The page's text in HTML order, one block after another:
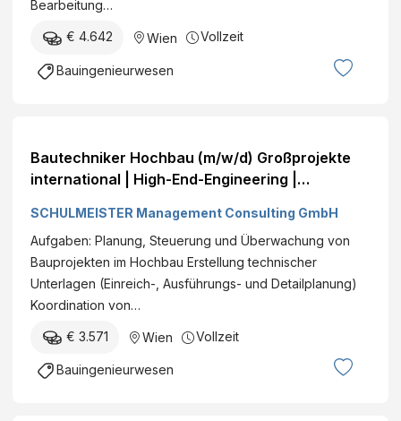
Bearbeitung…
€ 4.642 Wien Vollzeit
Bauingenieurwesen
Bautechniker Hochbau (m/w/d) Großprojekte
international | High-End-Engineering |
SCHULMEISTER Management Consulting GmbH
Aufgaben: Planung, Steuerung und Überwachung von
Bauprojekten im Hochbau Erstellung technischer
Unterlagen (Einreich-, Ausführungs- und Detailplanung)
Koordination von…
€ 3.571 Wien Vollzeit
Bauingenieurwesen